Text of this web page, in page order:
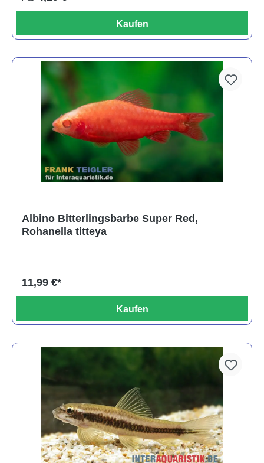
Kaufen
Albino Bitterlingsbarbe Super Red,
Rohanella titteya
11,99 €*
Kaufen